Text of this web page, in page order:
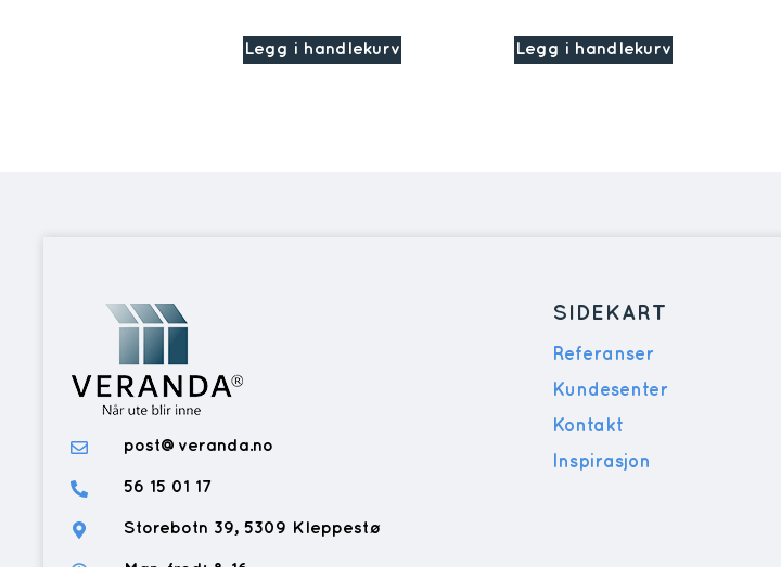
Legg i handlekurv Legg i handlekurv
post@veranda.no
56 15 01 17
Storebotn 39, 5309 Kleppestø
SIDEKART
Referanser
Kundesenter
Kontakt
Inspirasjon